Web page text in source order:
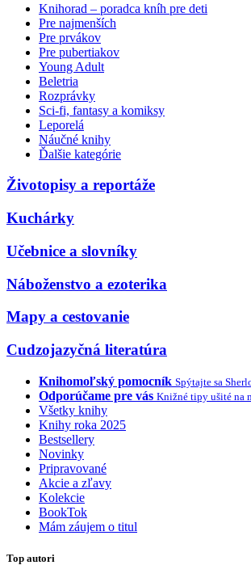
Knihorad – poradca kníh pre deti
Pre najmenších
Pre prvákov
Pre pubertiakov
Young Adult
Beletria
Rozprávky
Sci-fi, fantasy a komiksy
Leporelá
Náučné knihy
Ďalšie kategórie
Životopisy a reportáže
Kuchárky
Učebnice a slovníky
Náboženstvo a ezoterika
Mapy a cestovanie
Cudzojazyčná literatúra
Knihomoľský pomocník Spýtajte sa
Odporúčame pre vás Knižné tipy ušité na
Všetky knihy
Knihy roka 2025
Bestsellery
Novinky
Pripravované
Akcie a zľavy
Kolekcie
BookTok
Mám záujem o titul
Top autori